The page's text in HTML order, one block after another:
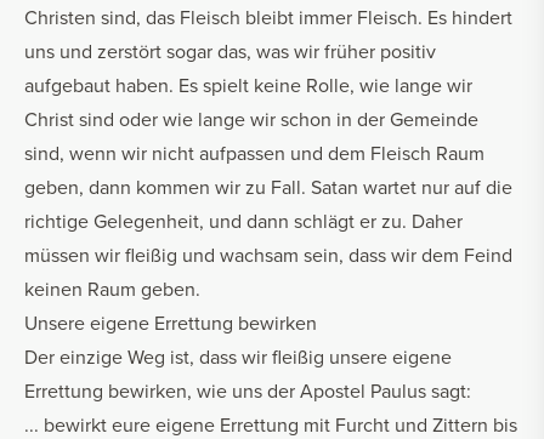
Christen sind, das Fleisch bleibt immer Fleisch. Es hindert
uns und zerstört sogar das, was wir früher positiv
aufgebaut haben. Es spielt keine Rolle, wie lange wir
Christ sind oder wie lange wir schon in der Gemeinde
sind, wenn wir nicht aufpassen und dem Fleisch Raum
geben, dann kommen wir zu Fall. Satan wartet nur auf die
richtige Gelegenheit, und dann schlägt er zu. Daher
müssen wir fleißig und wachsam sein, dass wir dem Feind
keinen Raum geben.
Unsere eigene Errettung bewirken
Der einzige Weg ist, dass wir fleißig unsere eigene
Errettung bewirken, wie uns der Apostel Paulus sagt:
... bewirkt eure eigene Errettung mit Furcht und Zittern bis